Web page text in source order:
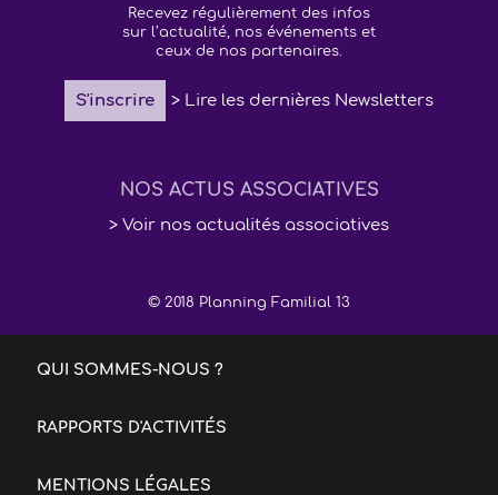
Recevez régulièrement des infos
sur l’actualité, nos événements et
ceux de nos partenaires.
S'inscrire > Lire les dernières Newsletters
NOS ACTUS ASSOCIATIVES
> Voir nos actualités associatives
© 2018 Planning Familial 13
QUI SOMMES-NOUS ?
RAPPORTS D'ACTIVITÉS
MENTIONS LÉGALES